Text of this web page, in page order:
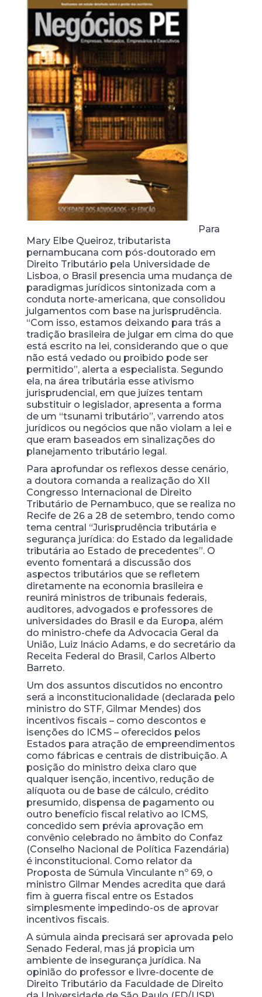
Para
Mary Elbe Queiroz, tributarista
pernambucana com pós-doutorado em
Direito Tributário pela Universidade de
Lisboa, o Brasil presencia uma mudança de
paradigmas jurídicos sintonizada com a
conduta norte-americana, que consolidou
julgamentos com base na jurisprudência.
“Com isso, estamos deixando para trás a
tradição brasileira de julgar em cima do que
está escrito na lei, considerando que o que
não está vedado ou proibido pode ser
permitido”, alerta a especialista. Segundo
ela, na área tributária esse ativismo
jurisprudencial, em que juízes tentam
substituir o legislador, apresenta a forma
de um “tsunami tributário”, varrendo atos
jurídicos ou negócios que não violam a lei e
que eram baseados em sinalizações do
planejamento tributário legal.
Para aprofundar os reflexos desse cenário,
a doutora comanda a realização do XII
Congresso Internacional de Direito
Tributário de Pernambuco, que se realiza no
Recife de 26 a 28 de setembro, tendo como
tema central “Jurisprudência tributária e
segurança jurídica: do Estado da legalidade
tributária ao Estado de precedentes”. O
evento fomentará a discussão dos
aspectos tributários que se refletem
diretamente na economia brasileira e
reunirá ministros de tribunais federais,
auditores, advogados e professores de
universidades do Brasil e da Europa, além
do ministro-chefe da Advocacia Geral da
União, Luiz Inácio Adams, e do secretário da
Receita Federal do Brasil, Carlos Alberto
Barreto.
Um dos assuntos discutidos no encontro
será a inconstitucionalidade (declarada pelo
ministro do STF, Gilmar Mendes) dos
incentivos fiscais – como descontos e
isenções do ICMS – oferecidos pelos
Estados para atração de empreendimentos
como fábricas e centrais de distribuição. A
posição do ministro deixa claro que
qualquer isenção, incentivo, redução de
alíquota ou de base de cálculo, crédito
presumido, dispensa de pagamento ou
outro benefício fiscal relativo ao ICMS,
concedido sem prévia aprovação em
convênio celebrado no âmbito do Confaz
(Conselho Nacional de Política Fazendária)
é inconstitucional. Como relator da
Proposta de Súmula Vinculante nº 69, o
ministro Gilmar Mendes acredita que dará
fim à guerra fiscal entre os Estados
simplesmente impedindo-os de aprovar
incentivos fiscais.
A súmula ainda precisará ser aprovada pelo
Senado Federal, mas já propicia um
ambiente de insegurança jurídica. Na
opinião do professor e livre-docente de
Direito Tributário da Faculdade de Direito